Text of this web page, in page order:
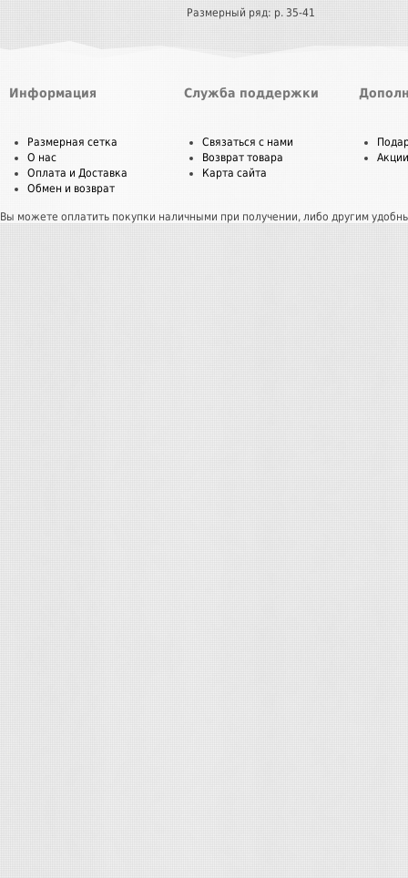
Размерный ряд: р. 35-41
Информация
Размерная сетка
О нас
Оплата и Доставка
Обмен и возврат
Служба поддержки
Связаться с нами
Возврат товара
Карта сайта
Акции
Вы можете оплатить покупки наличными при получении, либо другим